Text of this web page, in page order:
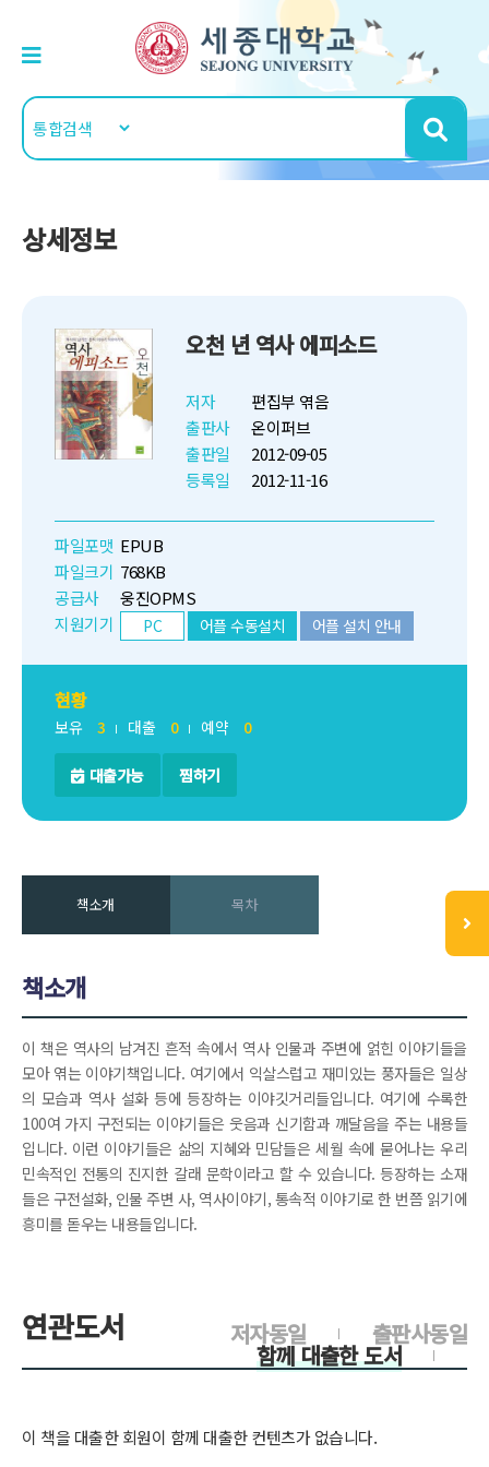
상세정보
오천 년 역사 에피소드
저자
편집부 엮음
출판사
온이퍼브
출판일
2012-09-05
등록일
2012-11-16
파일포맷 EPUB
파일크기 768KB
공급사
웅진OPMS
지원기기
PC 어플 수동설치 어플 설치 안내
현황
보유 3 대출 0 예약 0
대출가능 찜하기
책소개 목차
책소개
이 책은 역사의 남겨진 흔적 속에서 역사 인물과 주변에 얽힌 이야기들을
모아 엮는 이야기책입니다. 여기에서 익살스럽고 재미있는 풍자들은 일상
의 모습과 역사 설화 등에 등장하는 이야깃거리들입니다. 여기에 수록한
100여 가지 구전되는 이야기들은 웃음과 신기함과 깨달음을 주는 내용들
입니다. 이런 이야기들은 삶의 지혜와 민담들은 세월 속에 묻어나는 우리
민속적인 전통의 진지한 갈래 문학이라고 할 수 있습니다. 등장하는 소재
들은 구전설화, 인물 주변 사, 역사이야기, 통속적 이야기로 한 번쯤 읽기에
흥미를 돋우는 내용들입니다.
연관도서 출판사동일
저자동일
함께 대출한 도서
이 책을 대출한 회원이 함께 대출한 컨텐츠가 없습니다.